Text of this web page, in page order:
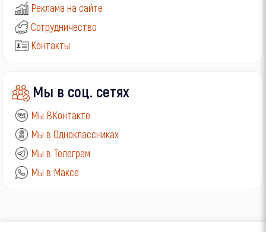
Реклама на сайте
Сотрудничество
Контакты
Мы в соц. сетях
Мы ВКонтакте
Мы в Одноклассниках
Мы в Телеграм
Мы в Максе